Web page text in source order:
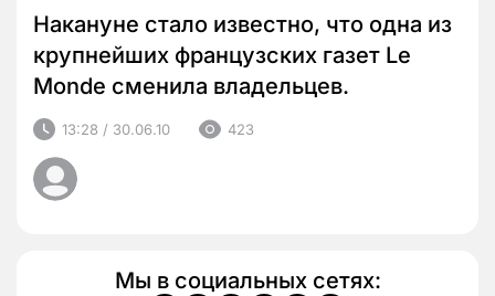
Накануне стало известно, что одна из
крупнейших французских газет Le
Monde сменила владельцев.
13:28 / 30.06.10 423
Мы в социальных сетях: